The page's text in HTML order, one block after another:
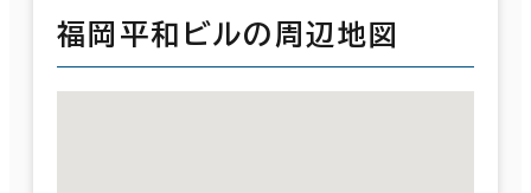
福岡平和ビルの周辺地図